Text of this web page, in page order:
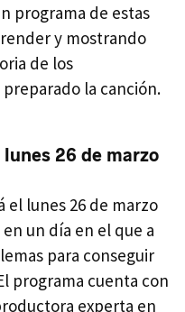
programa de estas
y mostrando
de los
la canción.
lunes 26 de marzo
el lunes 26 de marzo
un día en el que a
para conseguir
programa cuenta con
experta en